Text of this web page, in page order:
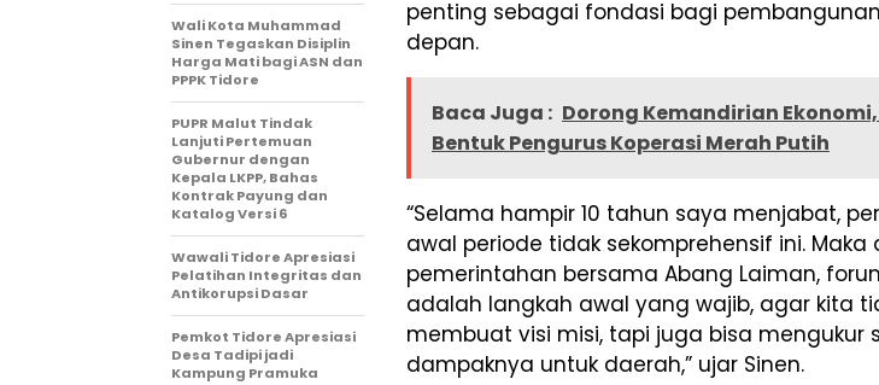
penting sebagai fondasi bagi
depan.
Baca Juga : Dorong Kemandirian
Bentuk Pengurus Koperasi Merah Putih
“Selama hampir 10 tahun saya menjabat,
awal periode tidak sekomprehensif ini. Maka
pemerintahan bersama Abang Laiman,
adalah langkah awal yang wajib, agar kita
membuat visi misi, tapi juga bisa mengukur
dampaknya untuk daerah,” ujar Sinen.
Wali Kota Muhammad
Sinen Tegaskan Disiplin
Harga Mati bagi ASN dan
PPPK Tidore
PUPR Malut Tindak
Lanjuti Pertemuan
Gubernur dengan
Kepala LKPP, Bahas
Kontrak Payung dan
Katalog Versi 6
Wawali Tidore Apresiasi
Pelatihan Integritas dan
Antikorupsi Dasar
Pemkot Tidore Apresiasi
Desa Tadipi jadi
Kampung Pramuka